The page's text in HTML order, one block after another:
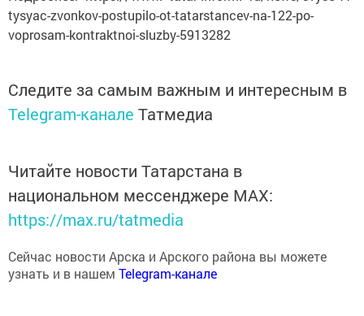
tysyac-zvonkov-postupilo-ot-tatarstancev-na-122-po-
voprosam-kontraktnoi-sluzby-5913282
Следите за самым важным и интересным в
Telegram-канале Татмедиа
Читайте новости Татарстана в
национальном мессенджере MАХ:
https://max.ru/tatmedia
Сейчас новости Арска и Арского района вы можете
узнать и в нашемTelegram-канале